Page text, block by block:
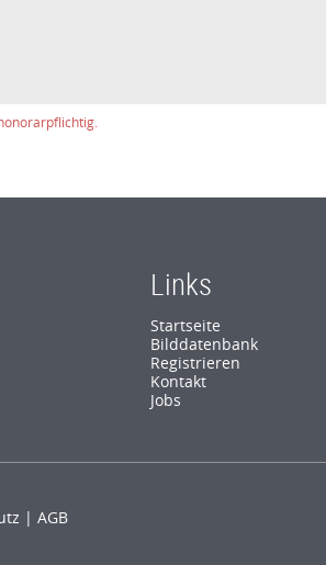
Links
Startseite
Bilddatenbank
Registrieren
Kontakt
Jobs
AGB